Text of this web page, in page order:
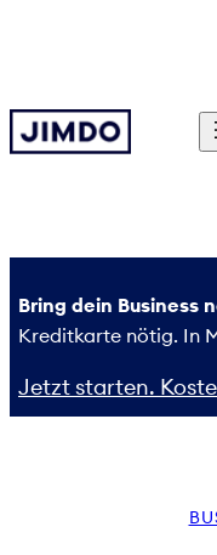
Bring dein Business
Kreditkarte nötig. In
Jetzt starten.